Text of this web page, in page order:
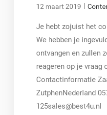
12 maart 2019 |
Je hebt zojuist het
We hebben je
ontvangen en zullen
reageren op je vraag
Contactinformatie
ZutphenNederland
125sales@best4u.nl